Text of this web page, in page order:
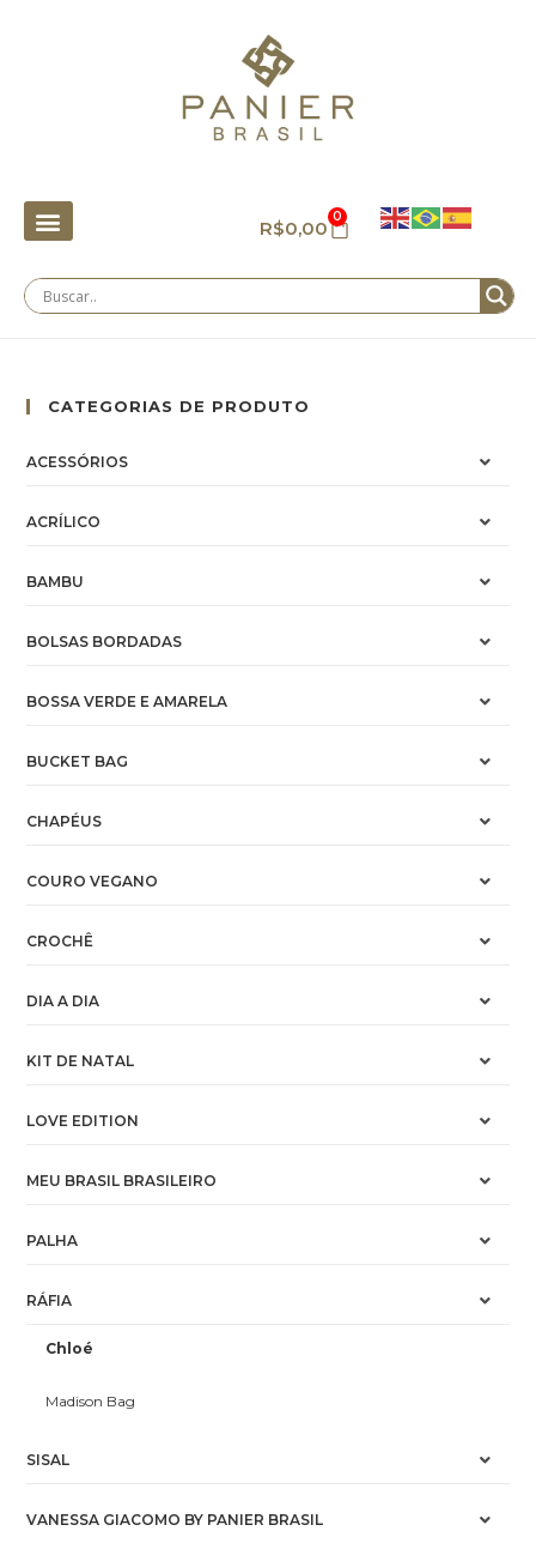
R$0,00 0
CATEGORIAS DE PRODUTO
ACESSÓRIOS
ACRÍLICO
BAMBU
BOLSAS BORDADAS
BOSSA VERDE E AMARELA
BUCKET BAG
CHAPÉUS
COURO VEGANO
CROCHÊ
DIA A DIA
KIT DE NATAL
LOVE EDITION
MEU BRASIL BRASILEIRO
PALHA
RÁFIA
Chloé
Madison Bag
SISAL
VANESSA GIACOMO BY PANIER BRASIL